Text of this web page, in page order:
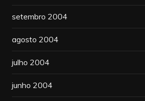
setembro 2004
agosto 2004
julho 2004
junho 2004